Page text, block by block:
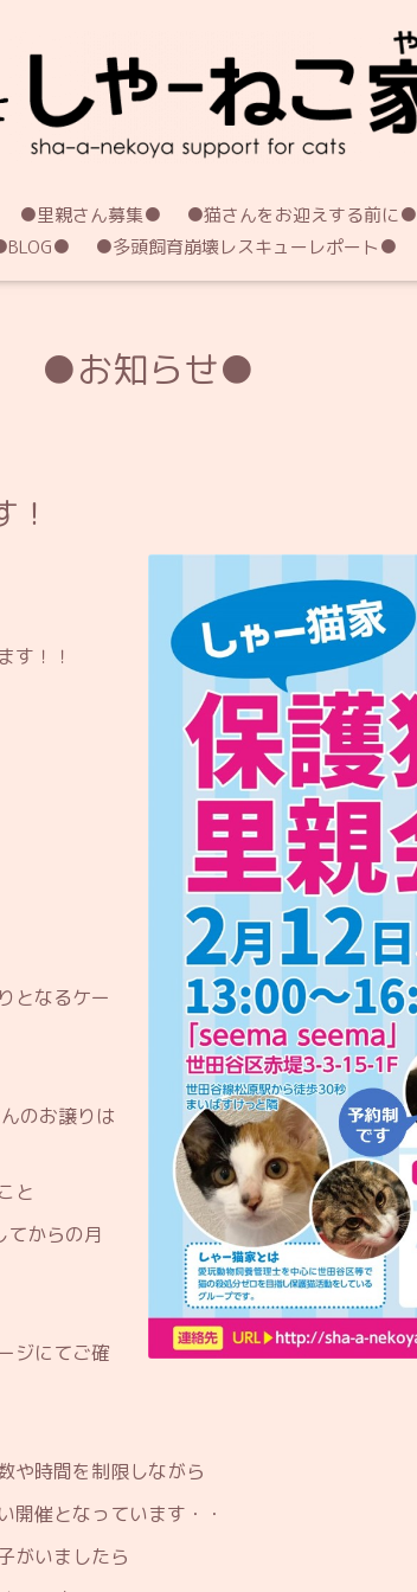
●里親さん募集● ●猫さんをお迎えする前に●
●多頭飼育崩壊レスキューレポート●
●お知らせ●
す！！
となるケー
のお譲りは
と
てからの月
ジにてご確
や時間を制限しながら
開催となっています・・
がいましたら